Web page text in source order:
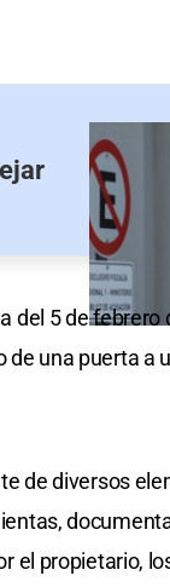
del 5 de febrero
una puerta a
de diversos
el propietario,